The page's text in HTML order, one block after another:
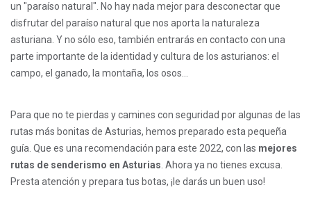
un "paraíso natural". No hay nada mejor para desconectar que
disfrutar del paraíso natural que nos aporta la naturaleza
asturiana. Y no sólo eso, también entrarás en contacto con una
parte importante de la identidad y cultura de los asturianos: el
campo, el ganado, la montaña, los osos...
Para que no te pierdas y camines con seguridad por algunas de las
rutas más bonitas de Asturias, hemos preparado esta pequeña
guía. Que es una recomendación para este 2022, con las mejores
rutas de senderismo en Asturias. Ahora ya no tienes excusa.
Presta atención y prepara tus botas, ¡le darás un buen uso!